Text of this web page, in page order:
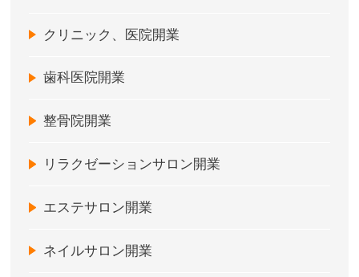
クリニック、医院開業
歯科医院開業
整骨院開業
リラクゼーションサロン開業
エステサロン開業
ネイルサロン開業